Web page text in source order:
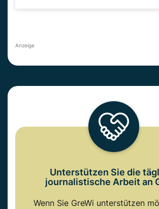
Anzeige
Unterstützen Sie die
journalistische Arbeit an
Wenn Sie GreWi unterstützen